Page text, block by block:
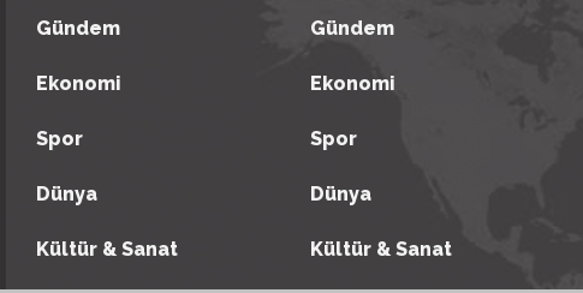
Gündem
Ekonomi
Spor
Dünya
Kültür & Sanat
Gündem
Ekonomi
Spor
Dünya
Kültür & Sanat